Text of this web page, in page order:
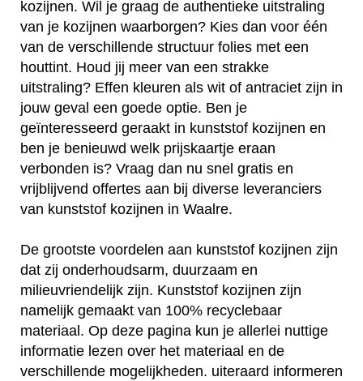
kozijnen. Wil je graag de authentieke uitstraling
van je kozijnen waarborgen? Kies dan voor één
van de verschillende structuur folies met een
houttint. Houd jij meer van een strakke
uitstraling? Effen kleuren als wit of antraciet zijn in
jouw geval een goede optie. Ben je
geïnteresseerd geraakt in kunststof kozijnen en
ben je benieuwd welk prijskaartje eraan
verbonden is? Vraag dan nu snel gratis en
vrijblijvend offertes aan bij diverse leveranciers
van kunststof kozijnen in Waalre.
De grootste voordelen aan kunststof kozijnen zijn
dat zij onderhoudsarm, duurzaam en
milieuvriendelijk zijn. Kunststof kozijnen zijn
namelijk gemaakt van 100% recyclebaar
materiaal. Op deze pagina kun je allerlei nuttige
informatie lezen over het materiaal en de
verschillende mogelijkheden. uiteraard informeren